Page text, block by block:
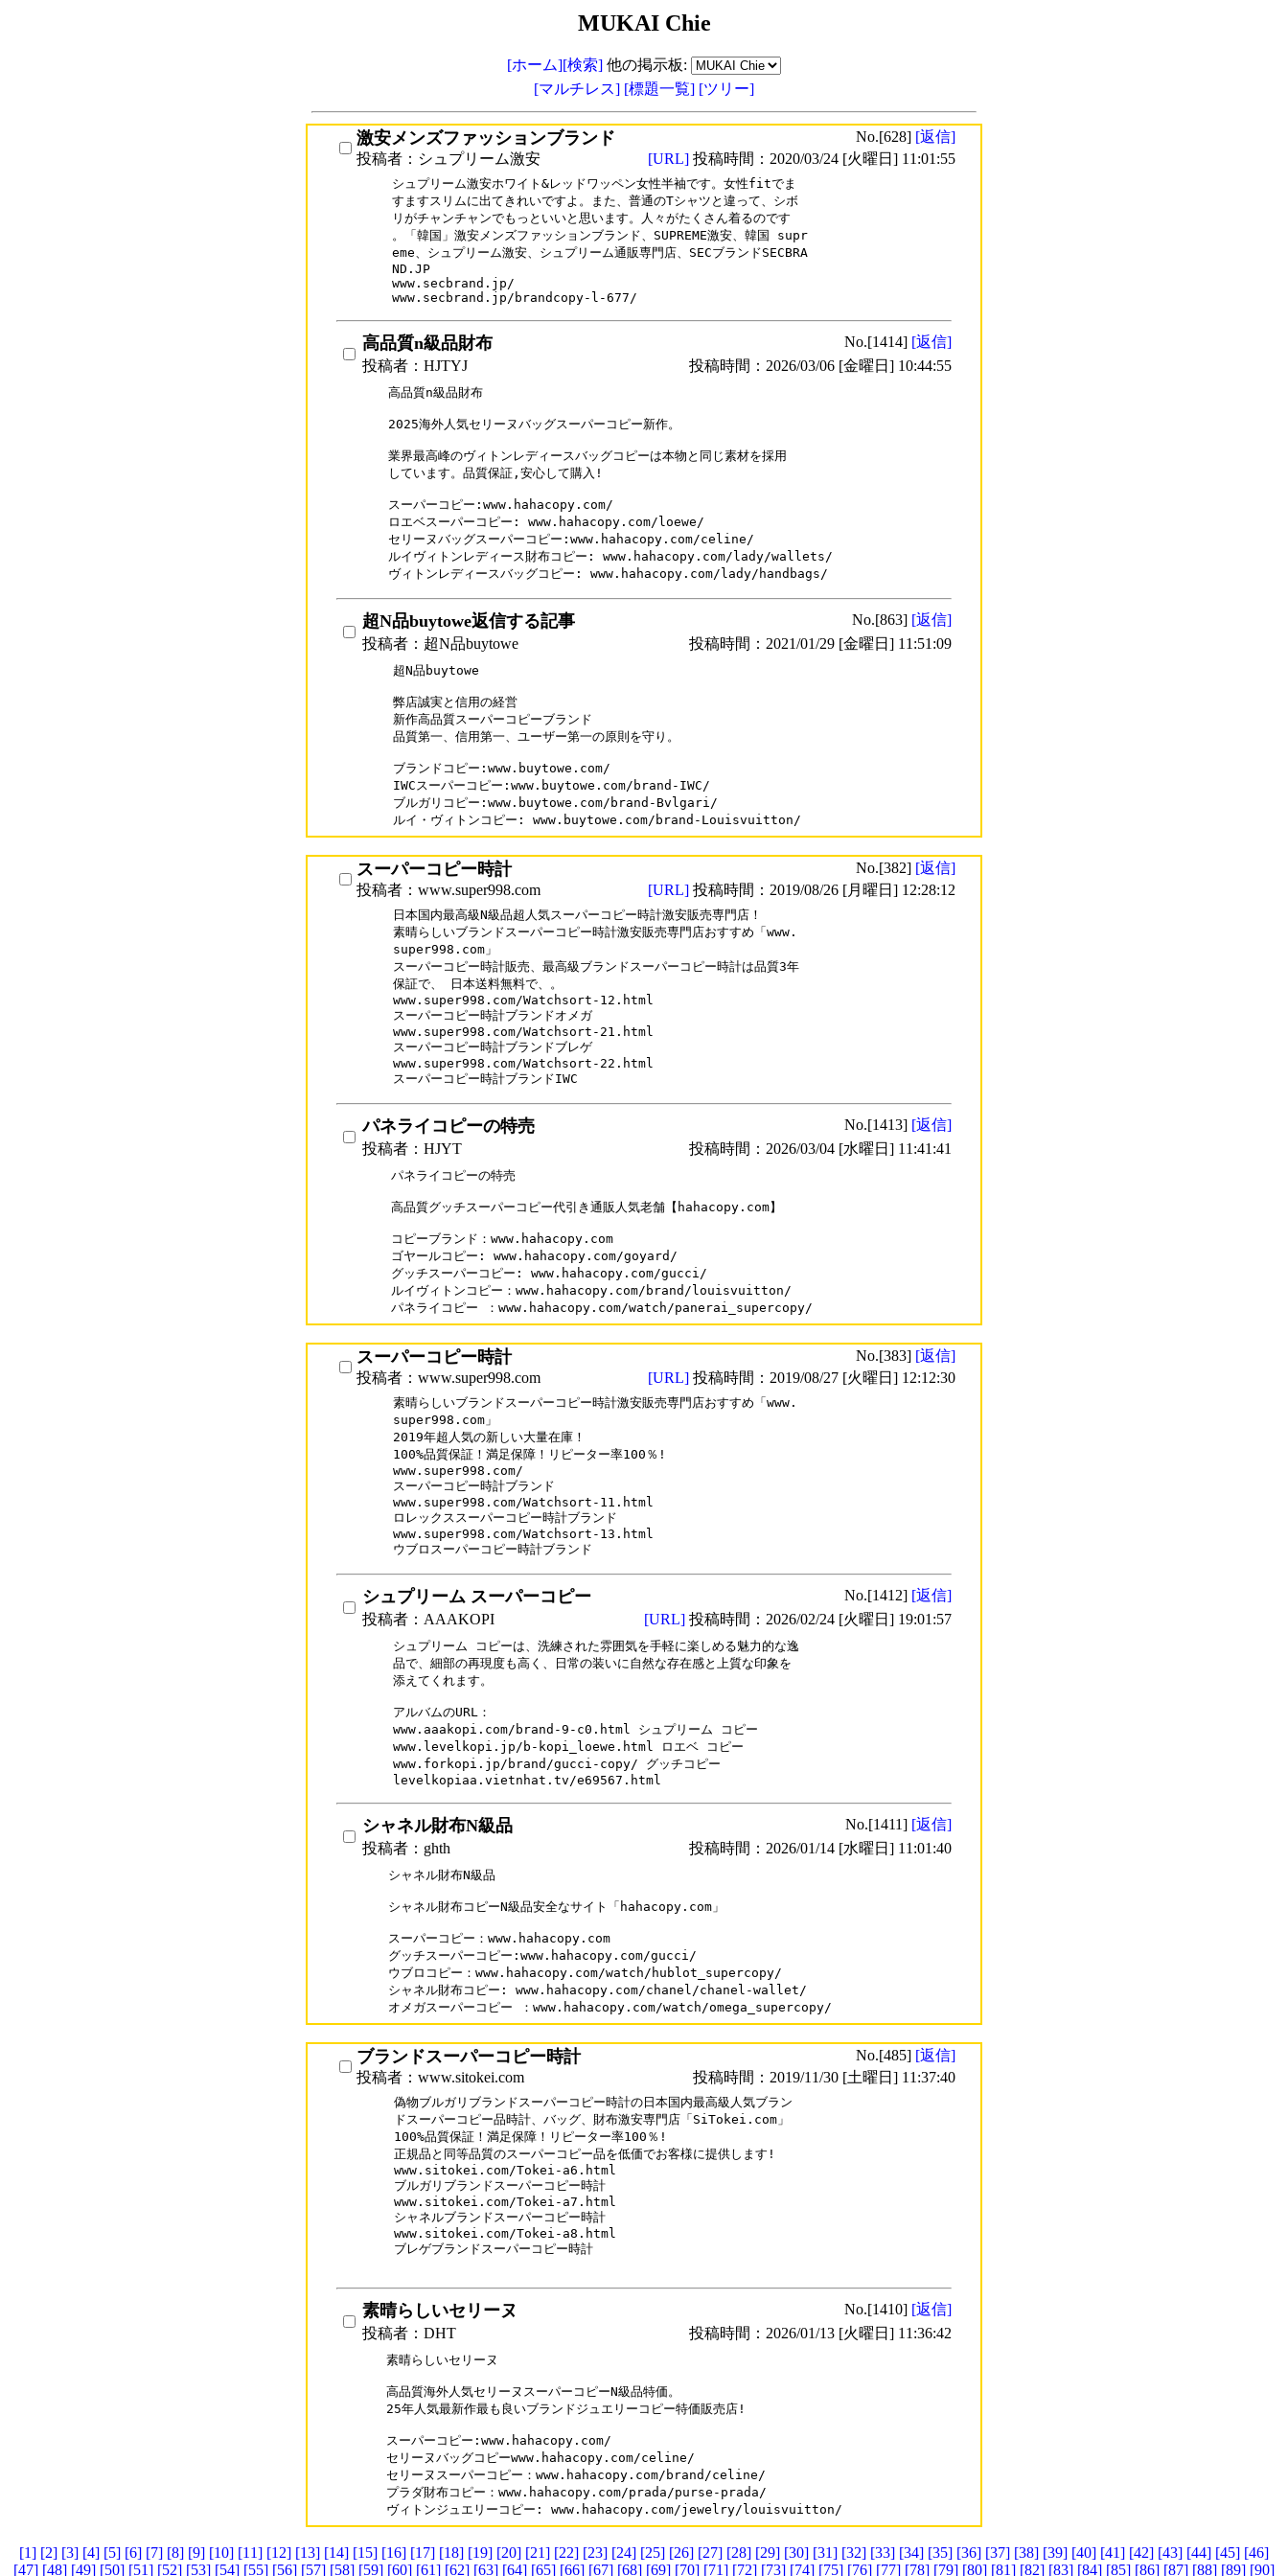
MUKAI Chie
[ホーム][検索] 他の掲示板:
[マルチレス] [標題一覧] [ツリー]
激安メンズファッションブランド No.[628] [返信]
投稿者：シュプリーム激安
[URL] 投稿時間：2020/03/24 [火曜日] 11:01:55
シュプリーム激安ホワイト&レッドワッペン女性半袖です。女性fitでま
すますスリムに出てきれいですよ。また、普通のTシャツと違って、シボ
リがチャンチャンでもっといいと思います。人々がたくさん着るのです
。「韓国」激安メンズファッションブランド、SUPREME激安、韓国 supr
eme、シュプリーム激安、シュプリーム通販専門店、SECブランドSECBRA
ND.JP
www.secbrand.jp/
www.secbrand.jp/brandcopy-l-677/
高品質n級品財布 No.[1414] [返信]
投稿者：HJTYJ
投稿時間：2026/03/06 [金曜日] 10:44:55
高品質n級品財布
2025海外人気セリーヌバッグスーパーコピー新作。
業界最高峰のヴィトンレディースバッグコピーは本物と同じ素材を採用
しています。品質保証,安心して購入!
スーパーコピー:www.hahacopy.com/
ロエベスーパーコピー: www.hahacopy.com/loewe/
セリーヌバッグスーパーコピー:www.hahacopy.com/celine/
ルイヴィトンレディース財布コピー: www.hahacopy.com/lady/wallets/
ヴィトンレディースバッグコピー: www.hahacopy.com/lady/handbags/
超N品buytowe返信する記事 No.[863] [返信]
投稿者：超N品buytowe
投稿時間：2021/01/29 [金曜日] 11:51:09
超N品buytowe
弊店誠実と信用の経営
新作高品質スーパーコピーブランド
品質第一、信用第一、ユーザー第一の原則を守り。
ブランドコピー:www.buytowe.com/
IWCスーパーコピー:www.buytowe.com/brand-IWC/
ブルガリコピー:www.buytowe.com/brand-Bvlgari/
スーパーコピー時計 No.[382] [返信]
投稿者：www.super998.com
[URL] 投稿時間：2019/08/26 [月曜日] 12:28:12
日本国内最高級N級品超人気スーパーコピー時計激安販売専門店！
素晴らしいブランドスーパーコピー時計激安販売専門店おすすめ「www.
super998.com」
スーパーコピー時計販売、最高級ブランドスーパーコピー時計は品質3年
保証で、 日本送料無料で、。
www.super998.com/Watchsort-12.html
スーパーコピー時計ブランドオメガ
www.super998.com/Watchsort-21.html
スーパーコピー時計ブランドブレゲ
www.super998.com/Watchsort-22.html
スーパーコピー時計ブランドIWC
パネライコピーの特売 No.[1413] [返信]
投稿者：HJYT
投稿時間：2026/03/04 [水曜日] 11:41:41
パネライコピーの特売
高品質グッチスーパーコピー代引き通販人気老舗【hahacopy.com】
コピーブランド：www.hahacopy.com
ゴヤールコピー: www.hahacopy.com/goyard/
グッチスーパーコピー: www.hahacopy.com/gucci/
ルイヴィトンコピー：www.hahacopy.com/brand/louisvuitton/
パネライコピー ：www.hahacopy.com/watch/panerai_supercopy/
スーパーコピー時計 No.[383] [返信]
投稿者：www.super998.com
[URL] 投稿時間：2019/08/27 [火曜日] 12:12:30
素晴らしいブランドスーパーコピー時計激安販売専門店おすすめ「www.
super998.com」
2019年超人気の新しい大量在庫！
100%品質保証！満足保障！リピーター率100％!
www.super998.com/
スーパーコピー時計ブランド
www.super998.com/Watchsort-11.html
ロレックススーパーコピー時計ブランド
www.super998.com/Watchsort-13.html
ウブロスーパーコピー時計ブランド
シュプリーム スーパーコピー No.[1412] [返信]
投稿者：AAAKOPI
[URL] 投稿時間：2026/02/24 [火曜日] 19:01:57
シュプリーム コピーは、洗練された雰囲気を手軽に楽しめる魅力的な逸
品で、細部の再現度も高く、日常の装いに自然な存在感と上質な印象を
添えてくれます。
アルバムのURL：
www.aaakopi.com/brand-9-c0.html シュプリーム コピー
www.levelkopi.jp/b-kopi_loewe.html ロエベ コピー
www.forkopi.jp/brand/gucci-copy/ グッチコピー
levelkopiaa.vietnhat.tv/e69567.html
シャネル財布N級品 No.[1411] [返信]
投稿者：ghth
投稿時間：2026/01/14 [水曜日] 11:01:40
シャネル財布N級品
シャネル財布コピーN級品安全なサイト「hahacopy.com」
スーパーコピー：www.hahacopy.com
グッチスーパーコピー:www.hahacopy.com/gucci/
ウブロコピー：www.hahacopy.com/watch/hublot_supercopy/
シャネル財布コピー: www.hahacopy.com/chanel/chanel-wallet/
オメガスーパーコピー ：www.hahacopy.com/watch/omega_supercopy/
ブランドスーパーコピー時計 No.[485] [返信]
投稿者：www.sitokei.com
投稿時間：2019/11/30 [土曜日] 11:37:40
偽物ブルガリブランドスーパーコピー時計の日本国内最高級人気ブラン
ドスーパーコピー品時計、バッグ、財布激安専門店「SiTokei.com」
100%品質保証！満足保障！リピーター率100％!
正規品と同等品質のスーパーコピー品を低価でお客様に提供します!
www.sitokei.com/Tokei-a6.html
ブルガリブランドスーパーコピー時計
www.sitokei.com/Tokei-a7.html
シャネルブランドスーパーコピー時計
www.sitokei.com/Tokei-a8.html
ブレゲブランドスーパーコピー時計
素晴らしいセリーヌ No.[1410] [返信]
投稿者：DHT
投稿時間：2026/01/13 [火曜日] 11:36:42
素晴らしいセリーヌ
高品質海外人気セリーヌスーパーコピーN級品特価。
25年人気最新作最も良いブランドジュエリーコピー特価販売店!
スーパーコピー:www.hahacopy.com/
セリーヌバッグコピーwww.hahacopy.com/celine/
セリーヌスーパーコピー：www.hahacopy.com/brand/celine/
プラダ財布コピー：www.hahacopy.com/prada/purse-prada/
ヴィトンジュエリーコピー: www.hahacopy.com/jewelry/louisvuitton/
[1] [2] [3] [4] [5] [6] [7] [8] [9] [10] [11] [12] [13] [14] [15] [16] [17] [18] [19] [20] [21] [22] [23] [24] [25] [26] [27] [28] [29] [30] [31] [32] [33] [34] [35] [36] [37] [38] [39] [40] [41] [42] [43] [44] [45] [46]
[47] [48] [49] [50] [51] [52] [53] [54] [55] [56] [57] [58] [59] [60] [61] [62] [63] [64] [65] [66] [67] [68] [69] [70] [71] [72] [73] [74] [75] [76] [77] [78] [79] [80] [81] [82] [83] [84] [85] [86] [87] [88] [89] [90]